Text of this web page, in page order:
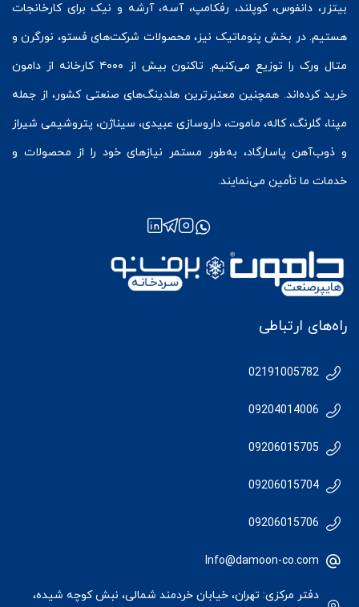
بیتزر، دانفوس،کوپلند، رفکامپ، آسه، آرشه و نیک برای کارخانجات
هستیم. در بخش پنوماتیک نیز، محصولات شرکت‌های فستو، نورگرن و
متال ورک
را توزیع می‌کنیم. تاکنون بیش از ۴۰۰۰ کارخانه از دامون
خرید کرده‌اند. همچنین معتبرترین هلدینگ‌های صنعتی کشور، از جمله
مپنا، گلرنگ، کاله، ماموت، داروسازی عبیدی، سیناژن، پتروشیمی شیراز
و ذوب‌آهن پاسارگاد، به‌طور مستمر نیازهای خود را از محصولات و
خدمات ما تأمین می‌نمایند.
راه‌های ارتباطی
02191005782
09204014006
09206015705
09206015704
09206015706
Info@damoon-co.com
دفتر مرکزی: تهران، خیابان خردمند شمالی، نبش کوچه شیده،